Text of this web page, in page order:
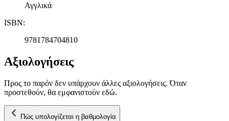
Αγγλικά
ISBN:
9781784704810
Αξιολογήσεις
Προς το παρόν δεν υπάρχουν άλλες αξιολογήσεις. Όταν
προστεθούν, θα εμφανιστούν εδώ.
Πώς υπολογίζεται η βαθμολογία